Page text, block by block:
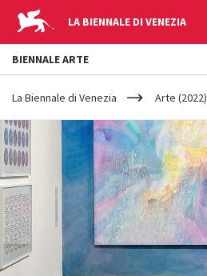
LA BIENNALE DI VENEZIA
YOUR
ARE
HERE
La Biennale di Venezia Arte (2022)
BIENNALE ARTE